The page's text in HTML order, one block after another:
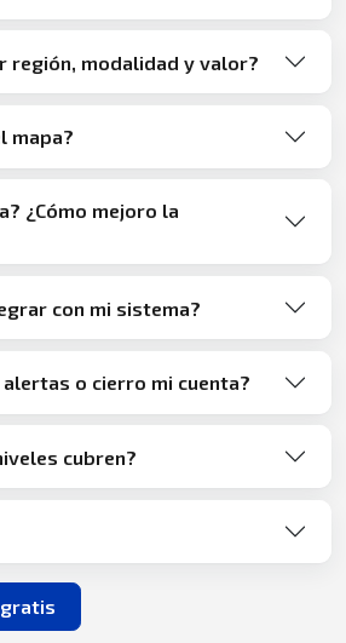
región, modalidad y valor?
mapa?
¿Cómo mejoro la
con mi sistema?
alertas o cierro mi cuenta?
cubren?